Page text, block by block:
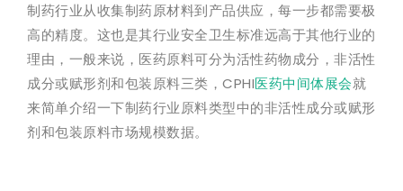
制药行业从收集制药原材料到产品供应，每一步都需要极
高的精度。这也是其行业安全卫生标准远高于其他行业的
理由，一般来说，医药原料可分为活性药物成分，非活性
成分或赋形剂和包装原料三类，CPHI医药中间体展会就
来简单介绍一下制药行业原料类型中的非活性成分或赋形
剂和包装原料市场规模数据。